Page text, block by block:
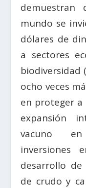
demuestran
mundo se
dólares de
a sectores
biodiversidad
ocho veces
en proteger a
expansión
vacuno
inversiones
desarrollo de
de crudo y